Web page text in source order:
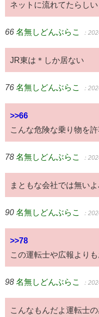
ネットに流れてたらしい
66 名無しどんぶらこ ：
JR東は＊しか居ない
76 名無しどんぶらこ ：
>>66
こんな危険な乗り物を
78 名無しどんぶらこ ：
まともな会社では無い
90 名無しどんぶらこ ：
>>78
この運転士や広報より
98 名無しどんぶらこ ：
こんなもんだよ運転士